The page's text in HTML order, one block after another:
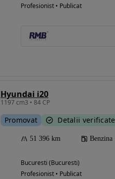
Profesionist • Publicat
Hyundai i20
1197 cm3 • 84 CP
Promovat Detalii verificate
51 396 km Benzina
Bucuresti (Bucuresti)
Profesionist • Publicat